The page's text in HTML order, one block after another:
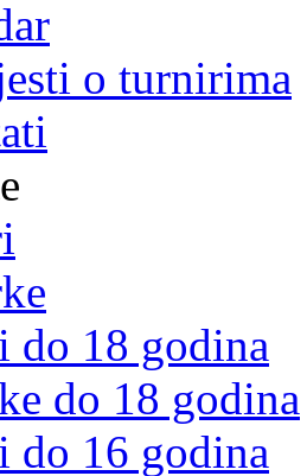
o turnirima
do 18 godina
do 18 godina
do 16 godina